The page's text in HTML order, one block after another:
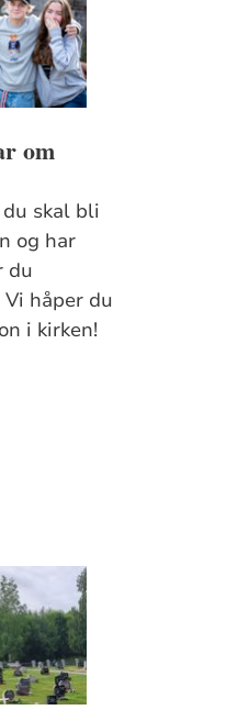
om
skal bli
og har
du
Vi håper du
i kirken!